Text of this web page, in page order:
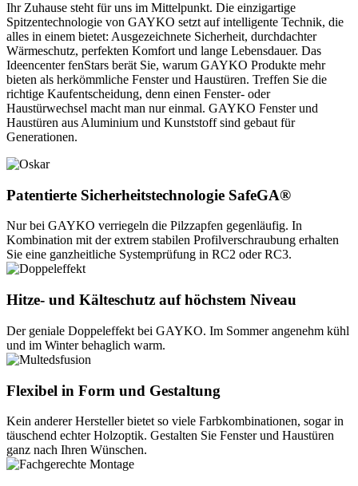
Ihr Zuhause steht für uns im Mittelpunkt. Die einzigartige
Spitzentechnologie von GAYKO setzt auf intelligente Technik, die
alles in einem bietet: Ausgezeichnete Sicherheit, durchdachter
Wärmeschutz, perfekten Komfort und lange Lebensdauer. Das
Ideencenter fenStars berät Sie, warum GAYKO Produkte mehr
bieten als herkömmliche Fenster und Haustüren. Treffen Sie die
richtige Kaufentscheidung, denn einen Fenster- oder
Haustürwechsel macht man nur einmal. GAYKO Fenster und
Haustüren aus Aluminium und Kunststoff sind gebaut für
Generationen.
Patentierte Sicherheitstechnologie SafeGA®
Nur bei GAYKO verriegeln die Pilzzapfen gegenläufig. In
Kombination mit der extrem stabilen Profilverschraubung erhalten
Sie eine ganzheitliche Systemprüfung in RC2 oder RC3.
Hitze- und Kälteschutz auf höchstem Niveau
Der geniale Doppeleffekt bei GAYKO. Im Sommer angenehm kühl
und im Winter behaglich warm.
Flexibel in Form und Gestaltung
Kein anderer Hersteller bietet so viele Farbkombinationen, sogar in
täuschend echter Holzoptik. Gestalten Sie Fenster und Haustüren
ganz nach Ihren Wünschen.